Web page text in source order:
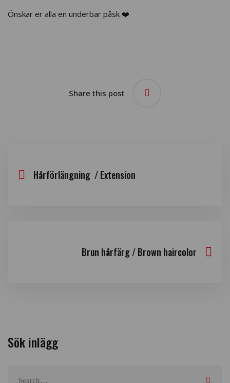
Önskar er alla en underbar påsk ❤️
Share this post
Hårförlängning / Extension
Brun hårfärg / Brown haircolor
Sök inlägg